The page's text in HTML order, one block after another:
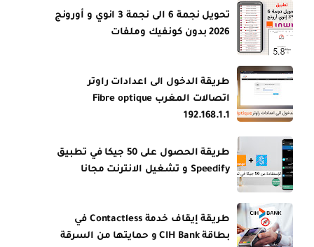
تحويل نجمة 6 الى نجمة 3 انوي و أورونج
2026 بدون كونفيك وملفات
طريقة الدخول الى اعدادات راوتر
اتصالات المغرب Fibre optique
192.168.1.1
طريقة الحصول على 50 جيكا في تطبيق
Speedify و تشغيل الانترنت مجانا
طريقة إيقاف خدمة Contactless في
بطاقة CIH Bank و حمايتها من السرقة